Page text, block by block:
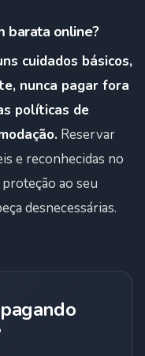
barata online?
cuidados básicos,
nunca pagar fora
políticas de
Reservar
e reconhecidas no
proteção ao seu
desnecessárias.